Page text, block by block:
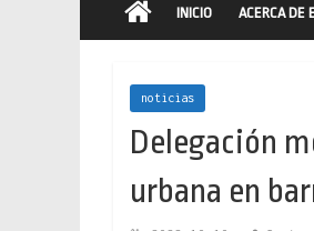
INICIO ACERCA DE
noticias
Delegación
urbana en